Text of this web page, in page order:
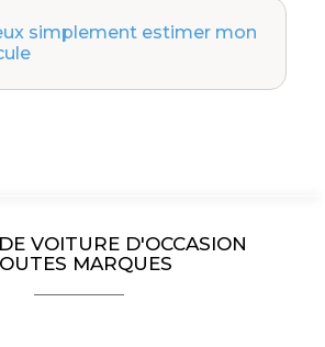
simplement estimer mon
VOITURE D'OCCASION
MARQUES